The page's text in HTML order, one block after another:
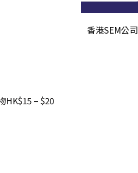
HK$15 – $20
香港SEM公司